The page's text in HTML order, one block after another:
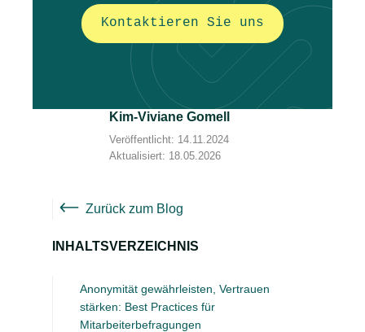
Kim-Viviane Gomell
Veröffentlicht: 14.11.2024
Aktualisiert: 18.05.2026
Zurück zum Blog
INHALTSVERZEICHNIS
Anonymität gewährleisten, Vertrauen
stärken: Best Practices für
Mitarbeiterbefragungen
Kontaktieren Sie uns